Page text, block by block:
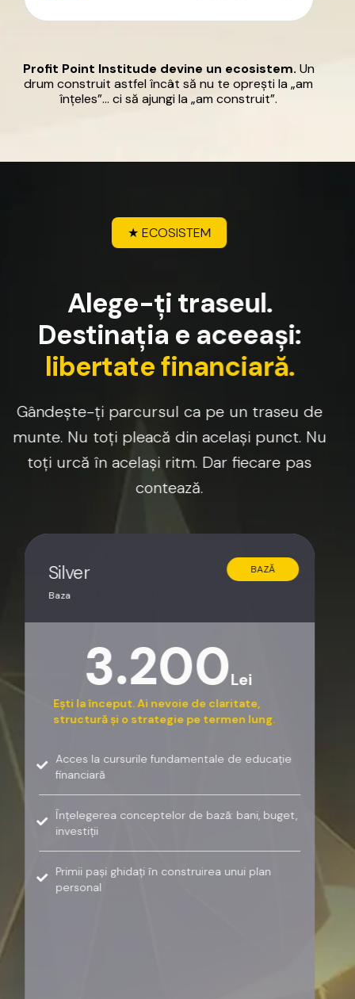
Profit Point Institude devine un ecosistem. Un
drum construit astfel încât să nu te oprești la „am
înțeles”… ci să ajungi la „am construit”.
★ ECOSISTEM
Alege-ți traseul.
Destinația e aceeași:
libertatefinanciară.
Gândește-ți parcursul ca pe un traseu de
munte. Nu toți pleacă din același punct. Nu
toți urcă în același ritm. Dar fiecare pas
contează.
Silver
Baza
3.200Lei
Ești la început. Ai nevoie de claritate,
structură și o strategie pe termen lung.
Acces la cursurile fundamentale de educație
financiară
Înțelegerea conceptelor de bază: bani, buget,
investiții
Primii pași ghidați în construirea unui plan
personal
BAZĂ